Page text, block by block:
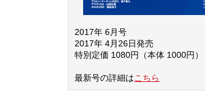
2017年 6月号
2017年 4月26日発売
特別定価 1080円（本体 1000円）
最新号の詳細はこちら